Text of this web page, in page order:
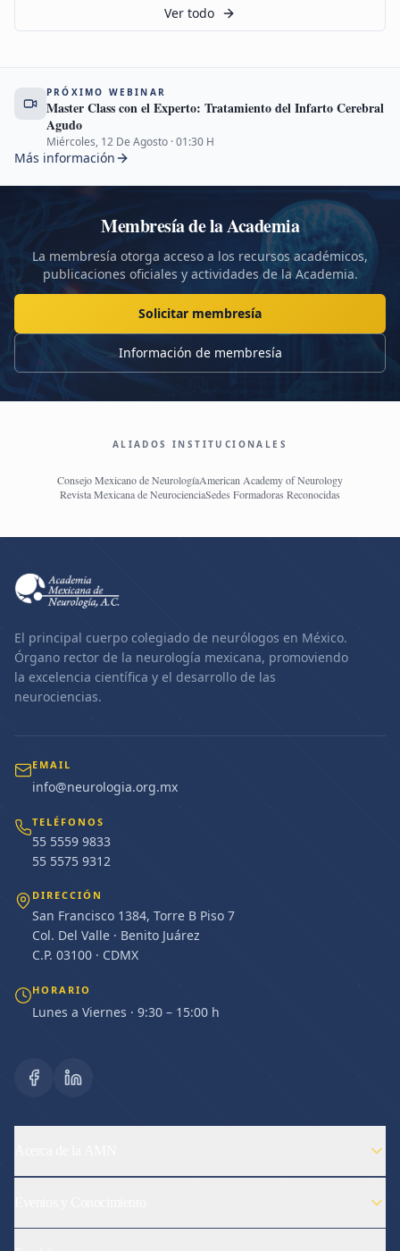
Ver todo
PRÓXIMO WEBINAR
Master Class con el Experto: Tratamiento del Infarto Cerebral
Agudo
Miércoles, 12 De Agosto ·01:30 H
Más información
Membresía de la Academia
La membresía otorga acceso a los recursos académicos,
publicaciones oficiales y actividades de la Academia.
Solicitar membresía
Información de membresía
ALIADOS INSTITUCIONALES
Consejo Mexicano de NeurologíaAmerican Academy of Neurology
Revista Mexicana de NeurocienciaSedes Formadoras Reconocidas
El principal cuerpo colegiado de neurólogos en México.
Órgano rector de la neurología mexicana, promoviendo
la excelencia científica y el desarrollo de las
neurociencias.
EMAIL
info@neurologia.org.mx
TELÉFONOS
55 5559 9833
55 5575 9312
DIRECCIÓN
San Francisco 1384, Torre B Piso 7
Col. Del Valle · Benito Juárez
C.P. 03100 · CDMX
HORARIO
Lunes a Viernes · 9:30 – 15:00 h